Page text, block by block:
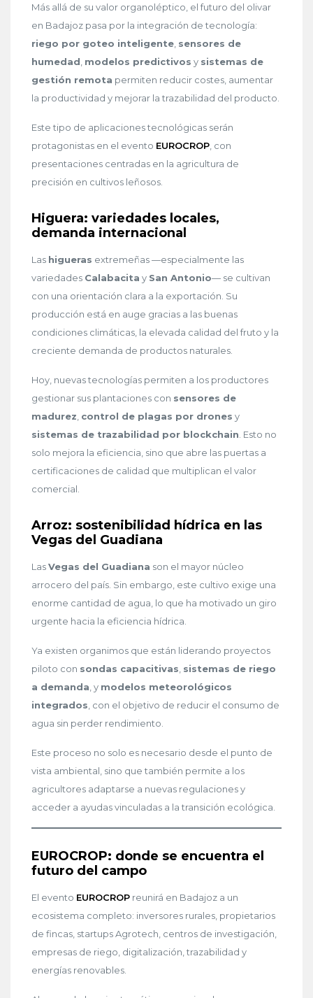
Más allá de su valor organoléptico, el futuro del olivar
en Badajoz pasa por la integración de tecnología:
riego por goteo inteligente sensores de
humedad modelos predictivos y sistemas de
gestión remota permiten reducir costes, aumentar
la productividad y mejorar la trazabilidad del producto.
Este tipo de aplicaciones tecnológicas serán
protagonistas en el evento EUROCROP , con
presentaciones centradas en la agricultura de
precisión en cultivos leñosos.
Higuera: variedades locales,
demanda internacional
Las higueras extremeñas —especialmente las
variedades Calabacita y San Antonio— se cultivan
con una orientación clara a la exportación. Su
producción está en auge gracias a las buenas
condiciones climáticas, la elevada calidad del fruto y la
creciente demanda de productos naturales.
Hoy, nuevas tecnologías permiten a los productores
gestionar sus plantaciones con sensores de
madurez control de plagas por drones y
sistemas de trazabilidad por blockchain . Esto no
solo mejora la eficiencia, sino que abre las puertas a
certificaciones de calidad que multiplican el valor
comercial.
Arroz: sostenibilidad hídrica en las
Vegas del Guadiana
LasVegas del Guadiana son el mayor núcleo
arrocero del país. Sin embargo, este cultivo exige una
enorme cantidad de agua, lo que ha motivado un giro
urgente hacia la eficiencia hídrica.
Ya existen organimos que están liderando proyectos
piloto con sondas capacitivas sistemas de riego
a demanda , y modelos meteorológicos
integrados , con el objetivo de reducir el consumo de
agua sin perder rendimiento.
Este proceso no solo es necesario desde el punto de
vista ambiental, sino que también permite a los
agricultores adaptarse a nuevas regulaciones y
acceder a ayudas vinculadas a la transición ecológica.
EUROCROP: donde se encuentra el
futuro del campo
El evento EUROCROP reunirá en Badajoz a un
ecosistema completo: inversores rurales, propietarios
de fincas, startups Agrotech, centros de investigación,
empresas de riego, digitalización, trazabilidad y
energías renovables.